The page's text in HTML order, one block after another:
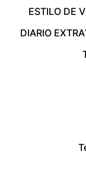
ESTILO DE
DIARIO EXTRA